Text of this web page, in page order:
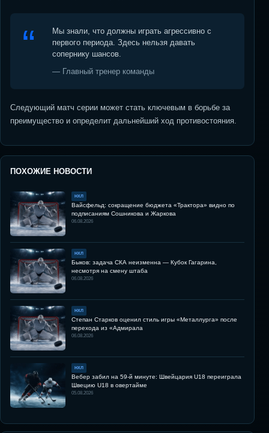
Мы знали, что должны играть агрессивно с
первого периода. Здесь нельзя давать
сопернику шансов.
— Главный тренер команды
Следующий матч серии может стать ключевым в борьбе за
преимущество и определит дальнейший ход противостояния.
ПОХОЖИЕ НОВОСТИ
НХЛ
Вайсфельд: сокращение бюджета «Трактора» видно по
подписаниям Сошникова и Жаркова
06.08.2026
НХЛ
Быков: задача СКА неизменна — Кубок Гагарина,
несмотря на смену штаба
06.08.2026
НХЛ
Степан Старков оценил стиль игры «Металлурга» после
перехода из «Адмирала
06.08.2026
НХЛ
Вебер забил на 59-й минуте: Швейцария U18 переиграла
Швецию U18 в овертайме
05.08.2026